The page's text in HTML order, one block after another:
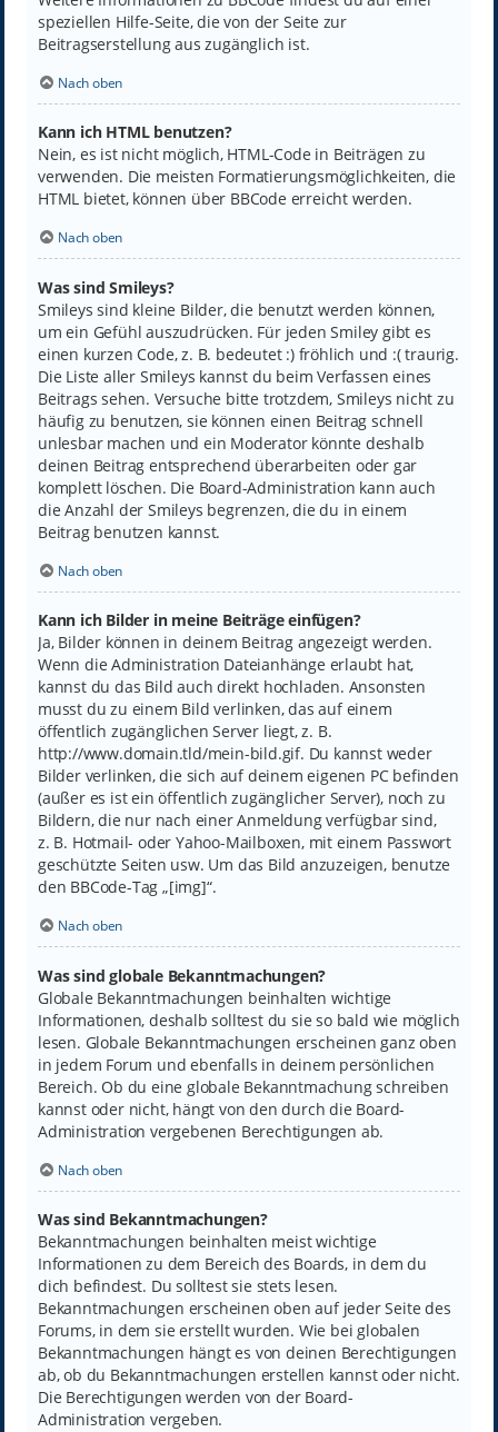
speziellen Hilfe-Seite, die von der Seite zur
Beitragserstellung aus zugänglich ist.
Nach oben
Kann ich HTML benutzen?
Nein, es ist nicht möglich, HTML-Code in Beiträgen zu
verwenden. Die meisten Formatierungsmöglichkeiten, die
HTML bietet, können über BBCode erreicht werden.
Nach oben
Was sind Smileys?
Smileys sind kleine Bilder, die benutzt werden können,
um ein Gefühl auszudrücken. Für jeden Smiley gibt es
einen kurzen Code, z. B. bedeutet :) fröhlich und :( traurig.
Die Liste aller Smileys kannst du beim Verfassen eines
Beitrags sehen. Versuche bitte trotzdem, Smileys nicht zu
häufig zu benutzen, sie können einen Beitrag schnell
unlesbar machen und ein Moderator könnte deshalb
deinen Beitrag entsprechend überarbeiten oder gar
komplett löschen. Die Board-Administration kann auch
die Anzahl der Smileys begrenzen, die du in einem
Beitrag benutzen kannst.
Nach oben
Kann ich Bilder in meine Beiträge einfügen?
Ja, Bilder können in deinem Beitrag angezeigt werden.
Wenn die Administration Dateianhänge erlaubt hat,
kannst du das Bild auch direkt hochladen. Ansonsten
musst du zu einem Bild verlinken, das auf einem
öffentlich zugänglichen Server liegt, z. B.
http://www.domain.tld/mein-bild.gif. Du kannst weder
Bilder verlinken, die sich auf deinem eigenen PC befinden
(außer es ist ein öffentlich zugänglicher Server), noch zu
Bildern, die nur nach einer Anmeldung verfügbar sind,
z. B. Hotmail- oder Yahoo-Mailboxen, mit einem Passwort
geschützte Seiten usw. Um das Bild anzuzeigen, benutze
den BBCode-Tag „[img]“.
Nach oben
Was sind globale Bekanntmachungen?
Globale Bekanntmachungen beinhalten wichtige
Informationen, deshalb solltest du sie so bald wie möglich
lesen. Globale Bekanntmachungen erscheinen ganz oben
in jedem Forum und ebenfalls in deinem persönlichen
Bereich. Ob du eine globale Bekanntmachung schreiben
kannst oder nicht, hängt von den durch die Board-
Administration vergebenen Berechtigungen ab.
Nach oben
Was sind Bekanntmachungen?
Bekanntmachungen beinhalten meist wichtige
Informationen zu dem Bereich des Boards, in dem du
dich befindest. Du solltest sie stets lesen.
Bekanntmachungen erscheinen oben auf jeder Seite des
Forums, in dem sie erstellt wurden. Wie bei globalen
Bekanntmachungen hängt es von deinen Berechtigungen
ab, ob du Bekanntmachungen erstellen kannst oder nicht.
Die Berechtigungen werden von der Board-
Administration vergeben.